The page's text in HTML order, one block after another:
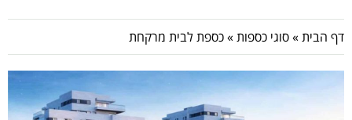
דף הבית»סוגי כספות»כספת לבית מרקחת